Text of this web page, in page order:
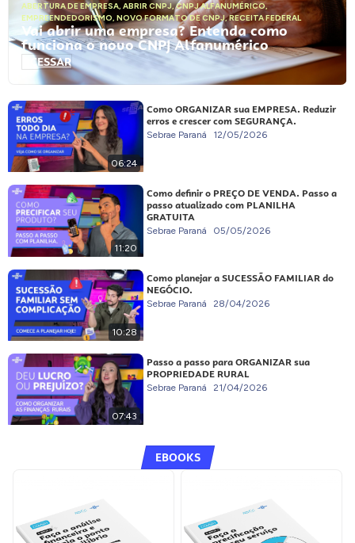
ABERTURA DE EMPRESA, ABRIR CNPJ,CNPJ ALFANUMÉRICO,
EMPREENDEDORISMO, NOVO FORMATO DE CNPJ,RECEITA FEDERAL
Vai abrir uma empresa? Entenda como
funciona o novo CNPJ Alfanumérico
ACESSAR
06:24
Como ORGANIZAR sua EMPRESA. Reduzir
erros e crescer com SEGURANÇA.
Sebrae Paraná 12/05/2026
11:20
Como definir o PREÇO DE VENDA. Passo a
passo atualizado com PLANILHA
GRATUITA
Sebrae Paraná 05/05/2026
10:28
Como planejar a SUCESSÃO FAMILIAR do
NEGÓCIO.
Sebrae Paraná 28/04/2026
07:43
Passo a passo para ORGANIZAR sua
PROPRIEDADE RURAL
Sebrae Paraná 21/04/2026
EBOOKS